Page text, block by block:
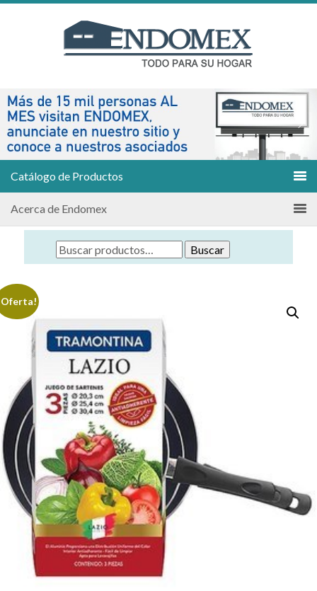
Catálogo de Productos
Acerca de Endomex
Buscar